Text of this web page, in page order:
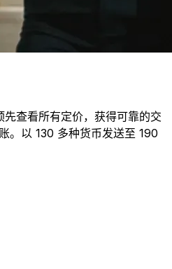
查看所有定价，获得可靠的交
。以 130 多种货币发送至 190